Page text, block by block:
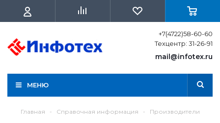
+7(4722)58-60-60
Техцентр: 31-26-91
mail@infotex.ru
МЕНЮ
Главная - Справочная информация - Производители